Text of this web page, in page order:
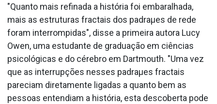
"Quanto mais refinada a história foi embaralhada,
mais as estruturas fractais dos padraµes de rede
foram interrompidas", disse a primeira autora Lucy
Owen, uma estudante de graduação em ciências
psicológicas e do cérebro em Dartmouth. "Uma vez
que as interrupções nesses padraµes fractais
pareciam diretamente ligadas a quanto bem as
pessoas entendiam a história, esta descoberta pode